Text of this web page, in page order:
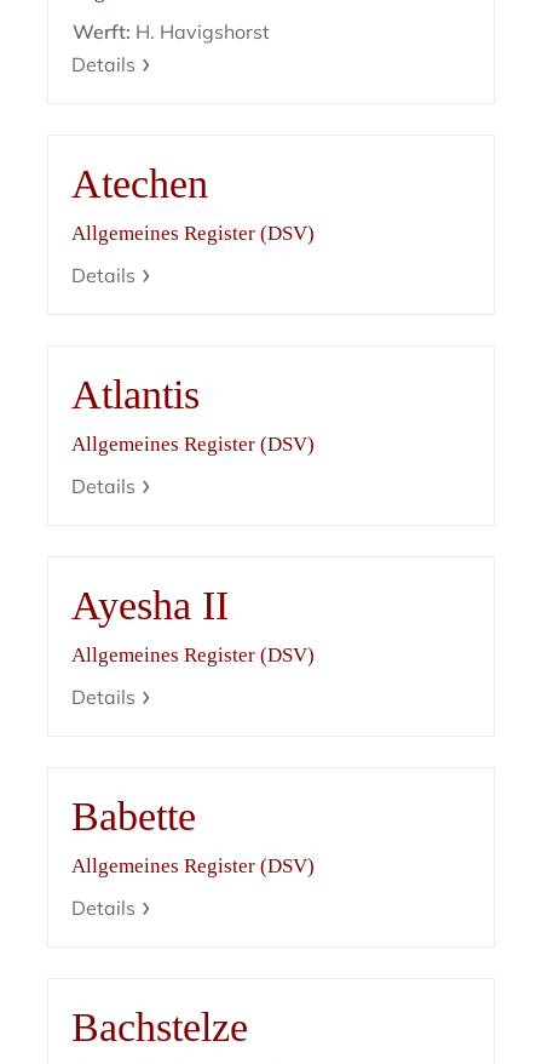
Werft: H. Havigshorst
Details
Atechen
Allgemeines Register (DSV)
Details
Atlantis
Allgemeines Register (DSV)
Details
Ayesha II
Allgemeines Register (DSV)
Details
Babette
Allgemeines Register (DSV)
Details
Bachstelze